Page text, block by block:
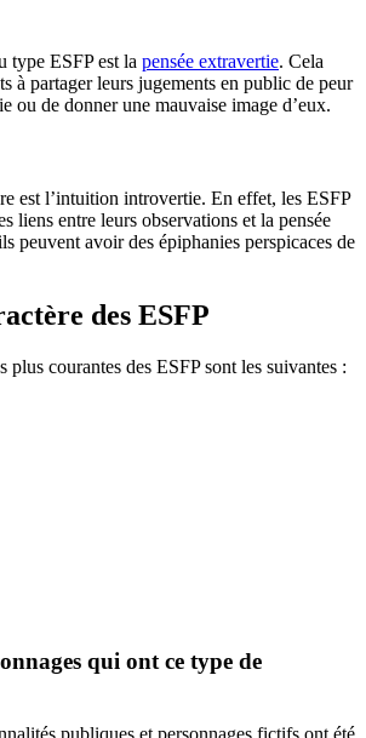
type ESFP est la pensée extravertie. Cela
à partager leurs jugements en public de peur
ou de donner une mauvaise image d’eux.
est l’intuition introvertie. En effet, les ESFP
liens entre leurs observations et la pensée
peuvent avoir des épiphanies perspicaces de
des ESFP
plus courantes des ESFP sont les suivantes :
qui ont ce type de